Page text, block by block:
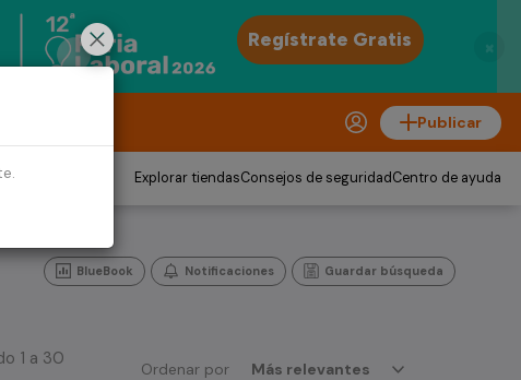
×
Publicar
Explorar tiendasConsejos de seguridadCentro de ayuda
BlueBook Notificaciones Guardar búsqueda
Ordenar por Más relevantes
1 a 30